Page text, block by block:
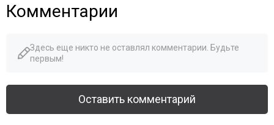
Комментарии
Здесь еще никто не оставлял комментарии. Будьте
первым!
Оставить комментарий